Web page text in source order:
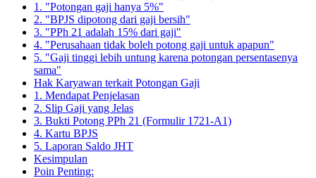
1. "Potongan gaji hanya 5%"
2. "BPJS dipotong dari gaji bersih"
3. "PPh 21 adalah 15% dari gaji"
4. "Perusahaan tidak boleh potong gaji untuk apapun"
5. "Gaji tinggi lebih untung karena potongan persentasenya
sama"
Hak Karyawan terkait Potongan Gaji
1. Mendapat Penjelasan
2. Slip Gaji yang Jelas
3. Bukti Potong PPh 21 (Formulir 1721-A1)
4. Kartu BPJS
5. Laporan Saldo JHT
Kesimpulan
Poin Penting: